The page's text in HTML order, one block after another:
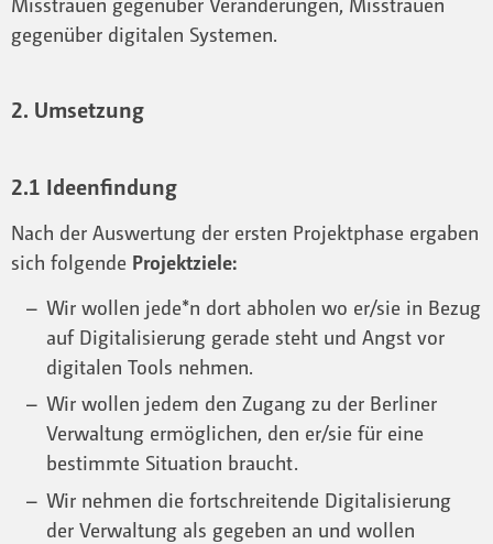
gegenüber digitalen Systemen.
2. Umsetzung
2.1 Ideenfindung
Nach der Auswertung der ersten Projektphase ergaben
sich folgende Projektziele:
Wir wollen jede*n dort abholen wo er/sie in Bezug
auf Digitalisierung gerade steht und Angst vor
digitalen Tools nehmen.
Wir wollen jedem den Zugang zu der Berliner
Verwaltung ermöglichen, den er/sie für eine
bestimmte Situation braucht.
Wir nehmen die fortschreitende Digitalisierung
der Verwaltung als gegeben an und wollen